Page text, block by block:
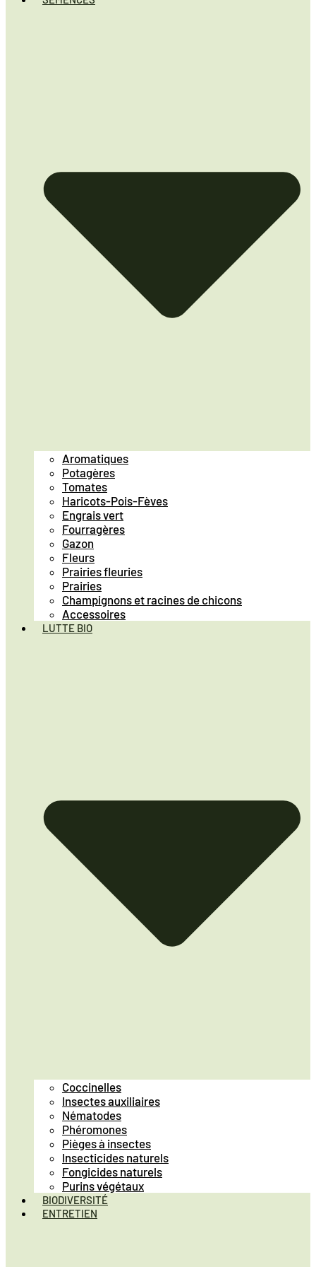
Aromatiques
Potagères
Tomates
Haricots-Pois-Fèves
Engrais vert
Fourragères
Gazon
Fleurs
Prairies fleuries
Prairies
Champignons et racines de chicons
Accessoires
LUTTE BIO
Coccinelles
Insectes auxiliaires
Nématodes
Phéromones
Pièges à insectes
Insecticides naturels
Fongicides naturels
Purins végétaux
BIODIVERSITÉ
ENTRETIEN